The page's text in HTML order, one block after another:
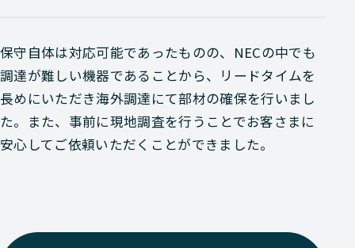
保守自体は対応可能であったものの、NECの中でも
調達が難しい機器であることから、リードタイムを
長めにいただき海外調達にて部材の確保を行いまし
た。また、事前に現地調査を行うことでお客さまに
安心してご依頼いただくことができました。